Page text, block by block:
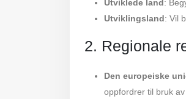
Utviklede land:
Utviklingsland: Vil
2. Regionale
Den europeiske
oppfordrer til bruk